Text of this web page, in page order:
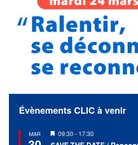
Évènements CLIC à venir
MAR
Mis
en
09:30 - 17:30